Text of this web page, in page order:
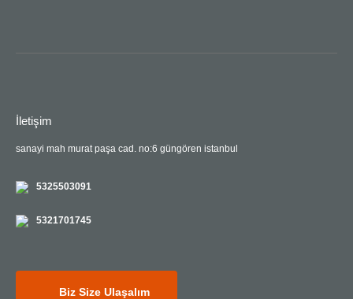
İletişim
sanayi mah murat paşa cad. no:6 güngören istanbul
5325503091
5321701745
Biz Size Ulaşalım